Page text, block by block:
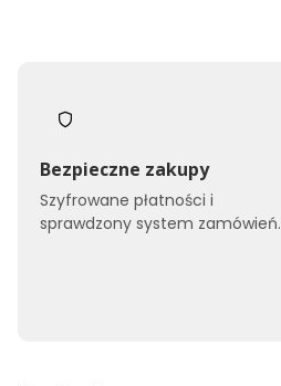
Bezpieczne zakupy
Szyfrowane płatności i
sprawdzony system zamówień.